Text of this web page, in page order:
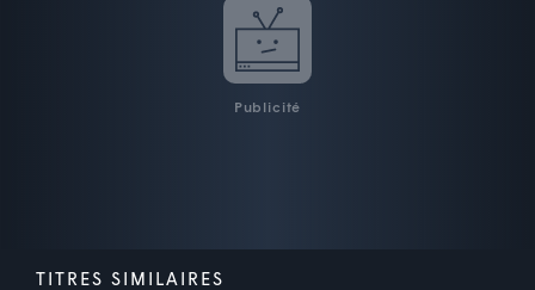
Publicité
TITRES SIMILAIRES